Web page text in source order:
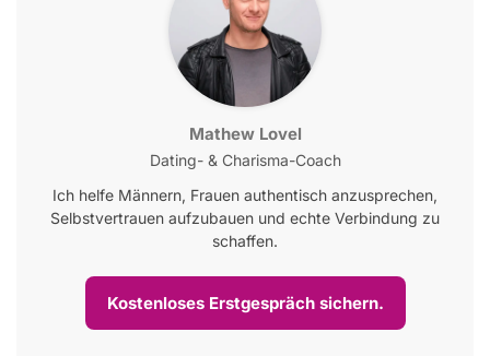
Mathew Lovel
Dating- & Charisma-Coach
Ich helfe Männern, Frauen authentisch anzusprechen,
Selbstvertrauen aufzubauen und echte Verbindung zu
schaffen.
Kostenloses Erstgespräch sichern.